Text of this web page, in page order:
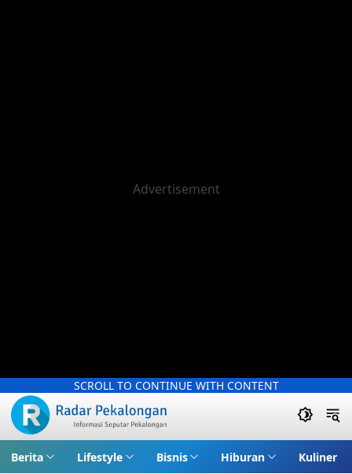
SCROLL TO CONTINUE WITH CONTENT
Berita Lifestyle Bisnis Hiburan Kuliner